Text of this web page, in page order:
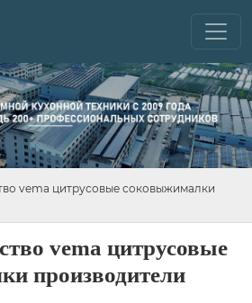
vema цитрусовые соковыжималки
vema цитрусовые
производители